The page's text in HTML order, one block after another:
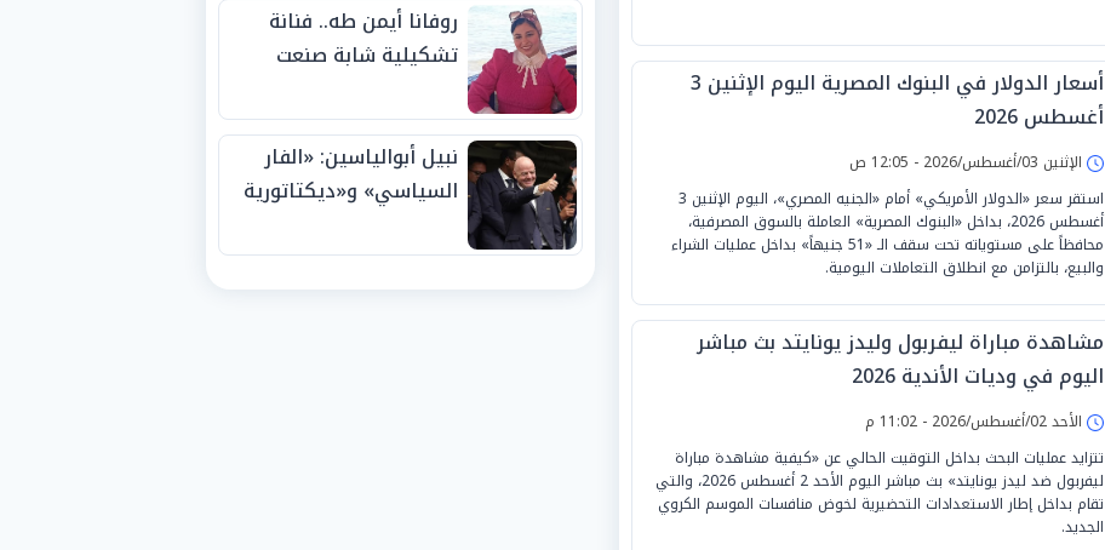
أسعار الدولار في البنوك المصرية اليوم الإثنين 3
أغسطس 2026
الإثنين 03/أغسطس/2026 - 12:05 ص
استقر سعر «الدولار الأمريكي» أمام «الجنيه المصري»، اليوم الإثنين 3
أغسطس 2026، بداخل «البنوك المصرية» العاملة بالسوق المصرفية،
محافظاً على مستوياته تحت سقف الـ «51 جنيهاً» بداخل عمليات الشراء
والبيع، بالتزامن مع انطلاق التعاملات اليومية.
مشاهدة مباراة ليفربول وليدز يونايتد بث مباشر
اليوم في وديات الأندية 2026
الأحد 02/أغسطس/2026 - 11:02 م
تتزايد عمليات البحث بداخل التوقيت الحالي عن «كيفية مشاهدة مباراة
ليفربول ضد ليدز يونايتد» بث مباشر اليوم الأحد 2 أغسطس 2026، والتي
تقام بداخل إطار الاستعدادات التحضيرية لخوض منافسات الموسم الكروي
الجديد.
روفانا أيمن طه.. فنانة
تشكيلية شابة صنعت
الجوائز منذ الصغر
نبيل أبوالياسين: «الفار
السياسي» و«ديكتاتورية
الفيفا».. وإقالة